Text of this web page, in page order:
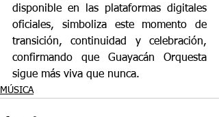
disponible en las plataformas digitales
oficiales, simboliza este momento de
transición, continuidad y celebración,
confirmando que Guayacán Orquesta
sigue más viva que nunca.
MÚSICA